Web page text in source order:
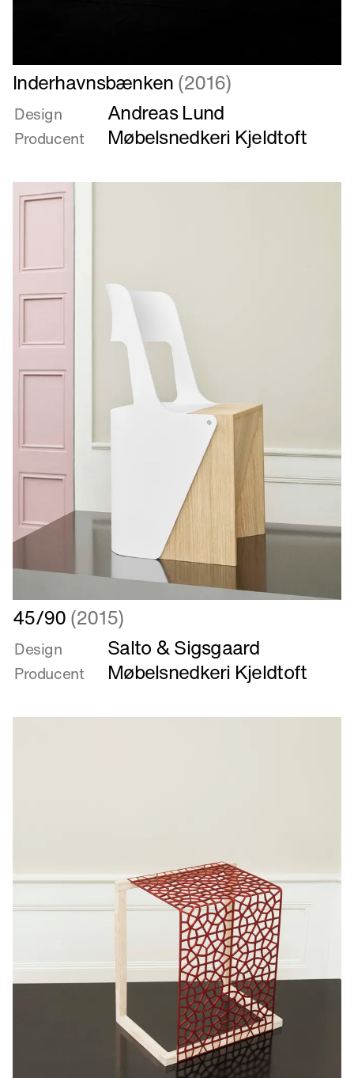
Læs
mere
om
Inderhavnsbænken
Inderhavnsbænken(2016)
Design Andreas Lund
Producent Møbelsnedkeri Kjeldtoft
Læs
mere
om
45/90
45/90(2015)
Design Salto & Sigsgaard
Producent Møbelsnedkeri Kjeldtoft